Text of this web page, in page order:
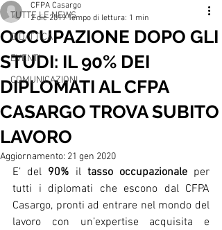
TUTTE LE NEWS
DIDATTICA
EVENTI
COMUNICAZIONI
OCCUPAZIONE DOPO GLI
STUDI: IL 90% DEI
DIPLOMATI AL CFPA
CASARGO TROVA SUBITO
LAVORO
CFPA Casargo
2 dic 2019 Tempo di lettura: 1 min
Aggiornamento: 21 gen 2020
E’ del 90% il tasso occupazionale per
tutti i diplomati che escono dal CFPA
Casargo, pronti ad entrare nel mondo del
lavoro con un’expertise acquisita e